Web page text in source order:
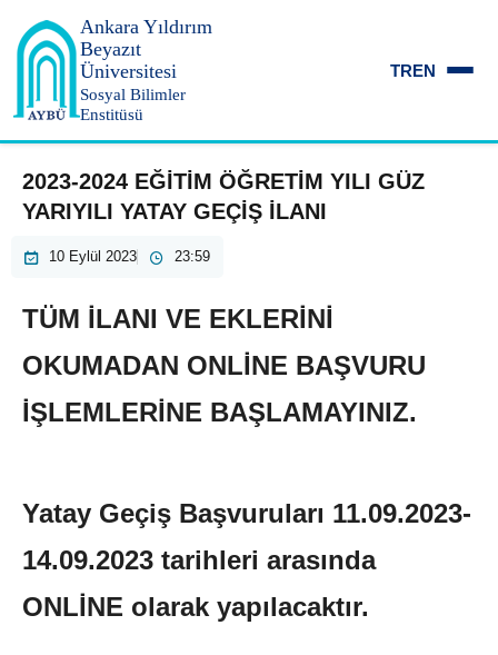
Ankara Yıldırım
Beyazıt
Üniversitesi
Sosyal Bilimler
Enstitüsü
TREN
2023-2024 EĞİTİM ÖĞRETİM YILI GÜZ
YARIYILI YATAY GEÇİŞ İLANI
10 Eylül 2023 23:59
TÜM İLANI VE EKLERİNİ
OKUMADAN ONLİNE BAŞVURU
İŞLEMLERİNE BAŞLAMAYINIZ.
Yatay Geçiş Başvuruları 11.09.2023-
14.09.2023 tarihleri arasında
ONLİNE olarak yapılacaktır.